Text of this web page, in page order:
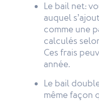
Le bail net:
auquel
comme une
calculés
Ces frais
année.
Le bail
même façon